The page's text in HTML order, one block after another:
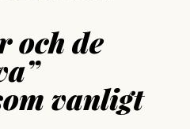
och de
vanligt